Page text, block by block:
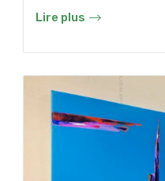
Lire plus